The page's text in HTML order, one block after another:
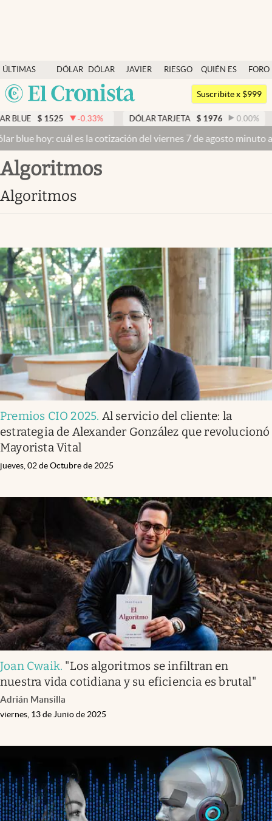
ÚLTIMAS
NOTICIAS
DÓLAR
DÓLAR
BLUE
JAVIER
RIESGO
QUIÉN ES
QUIÉN
FORO
Argentina
México
Dólar
Members
Economía y Política
Finanzas y Mercados
Mercados Online
Apertura
Infotechnology
Clase
Clima
Mundial 2026
Eventos Corporativos
El Cronista Studio
Mediakit
abre en nueva pestaña
Argentina
Suscribite x $999
1525 -0.33% DÓLAR TARJETA $ 1976 0.00% DÓLAR
cuál es la cotización del viernes 7 de agosto minuto a minuto
algoritmos
algoritmos
Premios CIO 2025. Al servicio del cliente: la
estrategia de Alexander González que revolucionó
Mayorista Vital
jueves, 02 de Octubre de 2025
Joan Cwaik. "Los algoritmos se infiltran en
nuestra vida cotidiana y su eficiencia es brutal"
Adrián Mansilla
viernes, 13 de Junio de 2025